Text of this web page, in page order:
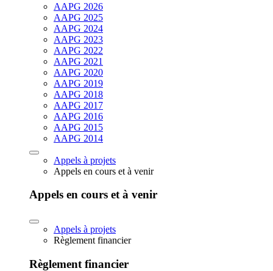
AAPG 2026
AAPG 2025
AAPG 2024
AAPG 2023
AAPG 2022
AAPG 2021
AAPG 2020
AAPG 2019
AAPG 2018
AAPG 2017
AAPG 2016
AAPG 2015
AAPG 2014
Appels à projets
Appels en cours et à venir
Appels en cours et à venir
Appels à projets
Règlement financier
Règlement financier